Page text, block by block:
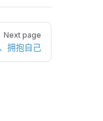
Next page
拥抱自己